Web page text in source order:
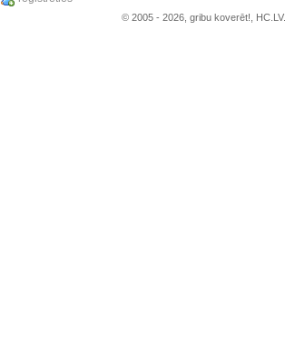
© 2005 - 2026, gribu koverēt!, HC.LV.